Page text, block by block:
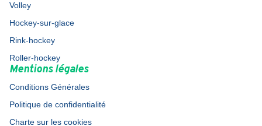
Volley
Hockey-sur-glace
Rink-hockey
Roller-hockey
Mentions légales
Conditions Générales
Politique de confidentialité
Charte sur les cookies